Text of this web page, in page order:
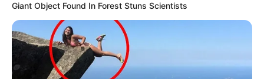
Giant Object Found In Forest Stuns Scientists